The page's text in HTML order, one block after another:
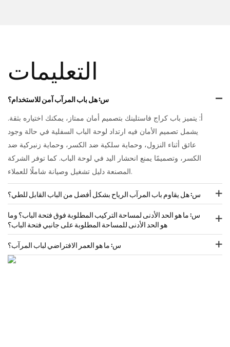
التعليمات
س: هل باب المرآب آمن للاستخدام؟
أ: يتميز باب كراج فاستلينك بتصميم أمان ممتاز، يمكنك اختياره بثقة.
يشمل تصميم الأمان فيه ارتداد لوحة الباب السفلية في حالة وجود
عائق أثناء النزول، وحماية سلكية ضد الكسر، وحماية زنبركية ضد
الكسر، وتصميمًا يمنع انحشار اليد في لوحة الباب. كما توفر الشركة
المصنعة دليل تشغيل وصيانة شاملًا للعملاء.
س: هل يقاوم باب المرآب الرياح بشكل أفضل من الباب القابل للطي؟
س: ما هو الحد الأدنى لمساحة التركيب المطلوبة فوق فتحة الباب؟ وما
هو الحد الأدنى للمساحة المطلوبة على جانبي فتحة الباب؟
س: ما هو العمر الافتراضي لباب المرآب؟